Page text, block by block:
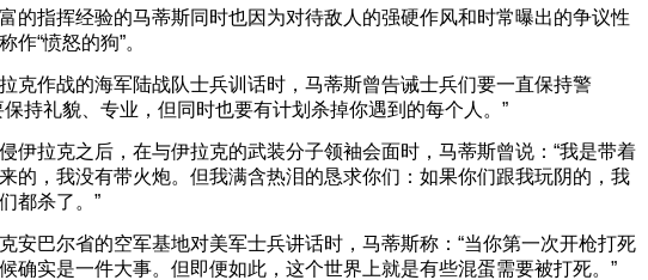
的指挥经验的马蒂斯同时也因为对待敌人的强硬作风和时常曝出的争议性
作“愤怒的狗”。
克作战的海军陆战队士兵训话时，马蒂斯曾告诫士兵们要一直保持警
保持礼貌、专业，但同时也要有计划杀掉你遇到的每个人。”
伊拉克之后，在与伊拉克的武装分子领袖会面时，马蒂斯曾说：“我是带着
的，我没有带火炮。但我满含热泪的恳求你们：如果你们跟我玩阴的，我
都杀了。”
安巴尔省的空军基地对美军士兵讲话时，马蒂斯称：“当你第一次开枪打死
确实是一件大事。但即便如此，这个世界上就是有些混蛋需要被打死。”